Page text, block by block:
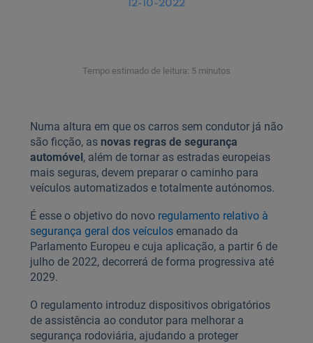
12-10-2022
Tempo estimado de leitura: 5 minutos
Numa altura em que os carros sem condutor já não
são ficção, as novas regras de segurança
automóvel, além de tornar as estradas europeias
mais seguras, devem preparar o caminho para
veículos automatizados e totalmente autónomos.
É esse o objetivo do novo regulamento relativo à
segurança geral dos veículosemanado da
Parlamento Europeu e cuja aplicação, a partir 6 de
julho de 2022, decorrerá de forma progressiva até
2029.
O regulamento introduz dispositivos obrigatórios
de assistência ao condutor para melhorar a
segurança rodoviária, ajudando a proteger